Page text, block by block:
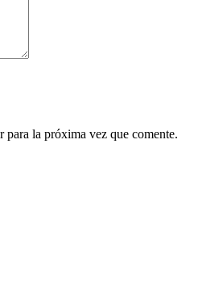
la próxima vez que comente.